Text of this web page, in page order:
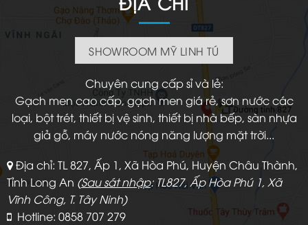
SHOWROOM MỸ LINH TÚ
Chuyên cung cấp sỉ và lẻ:
Gạch men cao cấp, gạch men giá rẻ, sơn nước các
loại, bột trét, thiết bị vệ sinh, thiết bị nhà bếp, sàn nhựa
giả gỗ, máy nước nóng năng lượng mặt trời...
Địa chỉ: TL 827, Ấp 1, Xã Hòa Phú, Huyện Châu Thành,
Tỉnh Long An (Sau sát nhập: TL827, Ấp Hòa Phú 1, Xã
Vĩnh Công, T. Tây Ninh)
Hotline: 0858 707 279